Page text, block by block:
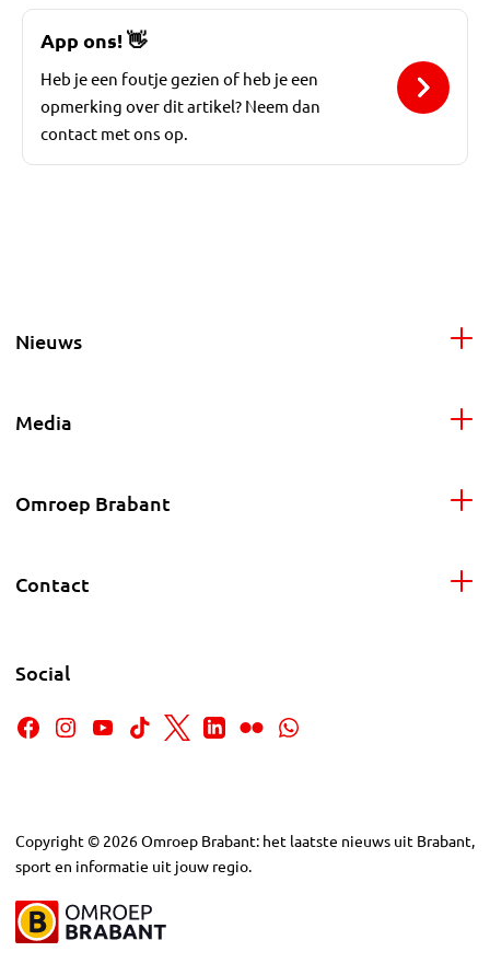
App ons!👋
Heb je een foutje gezien of heb je een
opmerking over dit artikel? Neem dan
contact met ons op.
Nieuws
Media
Omroep Brabant
Contact
Social
Copyright © 2026Omroep Brabant: het laatste nieuws uit Brabant,
sport en informatie uit jouw regio.